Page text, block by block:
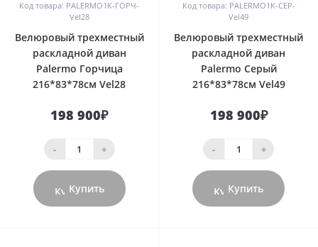
Код товара: PALERMO1K-ГОРЧ-
Vel28
Велюровый трехместный
раскладной диван
Palermo Горчица
216*83*78см Vel28
198 900₽
- +
Купить
Код товара: PALERMO1K-СЕР-
Vel49
Велюровый трехместный
раскладной диван
Palermo Серый
216*83*78см Vel49
198 900₽
- +
Купить